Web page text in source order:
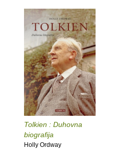
Tolkien : Duhovna
biografija
Holly Ordway